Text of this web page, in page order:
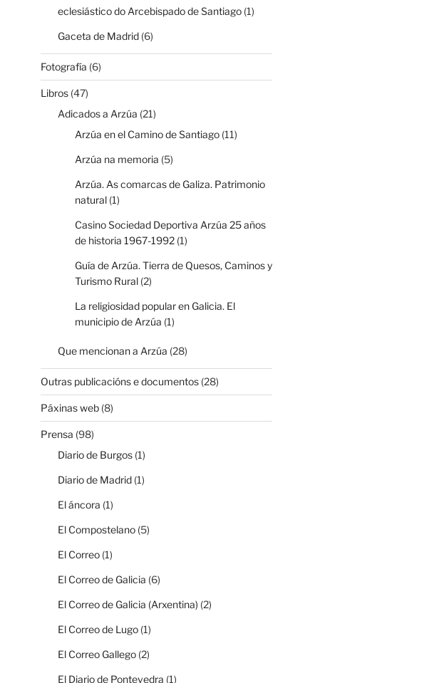
eclesiástico do Arcebispado de Santiago(1)
Gaceta de Madrid(6)
Fotografía (6)
Libros(47)
Adicados a Arzúa (21)
Arzúa en el Camino de Santiago(11)
Arzúa na memoria (5)
Arzúa. As comarcas de Galiza. Patrimonio
natural(1)
Casino Sociedad Deportiva Arzúa 25 años
de historia 1967-1992(1)
Guía de Arzúa. Tierra de Quesos, Caminos y
Turismo Rural(2)
La religiosidad popular en Galicia. El
municipio de Arzúa (1)
Que mencionan a Arzúa (28)
Outras publicacións e documentos(28)
Páxinas web(8)
Prensa (98)
Diario de Burgos(1)
Diario de Madrid(1)
El áncora (1)
El Compostelano(5)
El Correo(1)
El Correo de Galicia (6)
El Correo de Galicia (Arxentina) (2)
El Correo de Lugo(1)
El Correo Gallego(2)
El Diario de Pontevedra (1)